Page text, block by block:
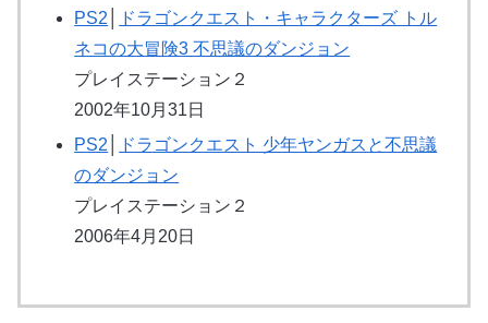
PS2
ドラゴンクエスト・キャラクターズ トル
ネコの大冒険3 不思議のダンジョン
プレイステーション２
2002年10月31日
PS2
ドラゴンクエスト 少年ヤンガスと不思議
のダンジョン
プレイステーション２
2006年4月20日